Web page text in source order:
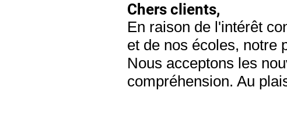
Chers clients,
En raison de l'intérêt
et de nos écoles, notre
Nous acceptons les
compréhension. Au